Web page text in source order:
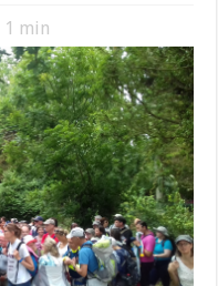
1 min